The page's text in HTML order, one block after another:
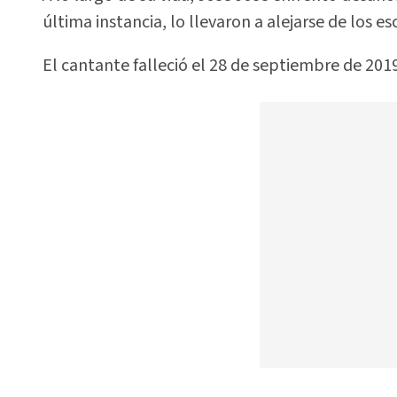
última instancia, lo llevaron a alejarse de los
El cantante falleció el 28 de septiembre de